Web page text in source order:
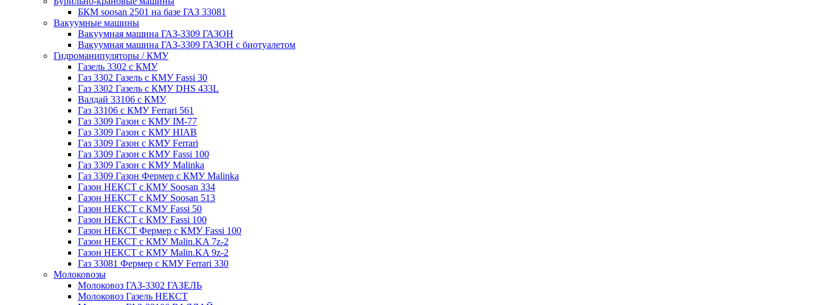
БКМ soosan 2501 на базе ГАЗ 33081
Вакуумные машины
Вакуумная машина ГАЗ-3309 ГАЗОН
Вакуумная машина ГАЗ-3309 ГАЗОН с биотуалетом
Гидроманипуляторы / КМУ
Газель 3302 с КМУ
Газ 3302 Газель с КМУ Fassi 30
Газ 3302 Газель с КМУ DHS 433L
Валдай 33106 с КМУ
Газ 33106 с КМУ Ferrari 561
Газ 3309 Газон с КМУ IM-77
Газ 3309 Газон с КМУ HIAB
Газ 3309 Газон с КМУ Ferrari
Газ 3309 Газон с КМУ Fassi 100
Газ 3309 Газон с КМУ Malinka
Газ 3309 Газон Фермер с КМУ Malinka
Газон НЕКСТ с КМУ Soosan 334
Газон НЕКСТ с КМУ Soosan 513
Газон НЕКСТ с КМУ Fassi 50
Газон НЕКСТ с КМУ Fassi 100
Газон НЕКСТ Фермер с КМУ Fassi 100
Газон НЕКСТ с КМУ Malin.KA 7z-2
Газон НЕКСТ с КМУ Malin.KA 9z-2
Газ 33081 Фермер с КМУ Ferrari 330
Молоковозы
Молоковоз ГАЗ-3302 ГАЗЕЛЬ
Молоковоз Газель НЕКСТ